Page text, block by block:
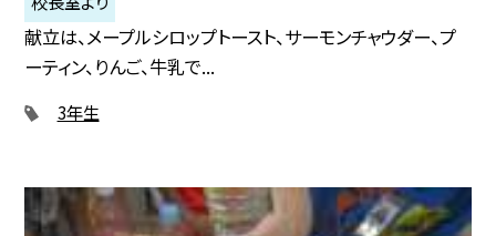
献立は、メープルシロップトースト、サーモンチャウダー、プ
ーティン、りんご、牛乳で...
3年生